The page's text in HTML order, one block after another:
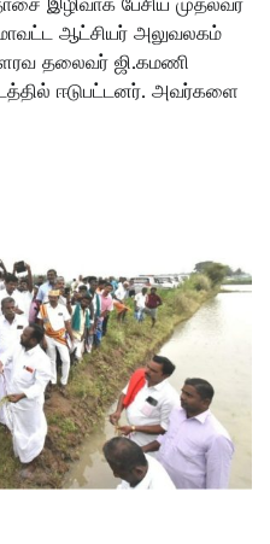
மாவட்ட ஆட்சியர் அலுவலகம்
தலைவர் ஜி.கமணி
ஈடுபட்டனர். அவர்களை